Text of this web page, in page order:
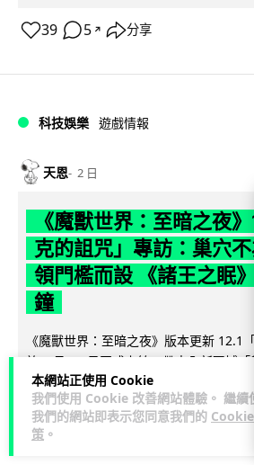
本網站正使用 Cookie
我們使用 Cookie 改善網站體驗。 繼續
我們的網站即表示您同意我們的
策 。
39 5 ↗ 分享
科技娛樂 遊戲情報
天恩 2 日
《魔獸世界：至暗之夜
克的詛咒」專訪：巢穴不
領門檻而設 《諸王之眠
鐘
《魔獸世界：至暗之夜》版本更新 12.1
於 8 月 13 日正式上線，帶來全新區域「
祭壇」、新型態世... 閱讀全文
116 分享